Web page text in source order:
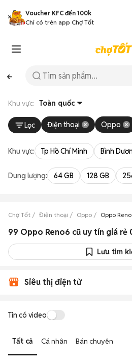
Voucher KFC đến 100k
Chỉ có trên app Chợ Tốt
Khu vực: Toàn quốc
Lọc Điện thoại Oppo
Khu vực: Tp Hồ Chí Minh Bình
Dung lượng: 64 GB 128 GB
Chợ Tốt Điện thoại Oppo Oppo
99 Oppo Reno6 cũ uy tín giá rẻ
Lưu tìm
Siêu thị điện tử
Tin có video
Tất cả Cá nhân Bán chuyên